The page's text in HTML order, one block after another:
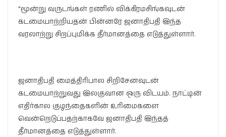
“மூன்று வருடங்கள் ரணில் விக்கிரமசிங்கவுடன்
கடமையாற்றியதன் பின்னரே ஜனாதிபதி இந்த
வரலாற்று சிறப்புமிக்க தீர்மானத்தை எடுத்துள்ளார்.
ஜனாதிபதி மைத்திரிபால சிறிசேனவுடன்
கடமையாற்றுவது இலகுவான ஒரு விடயம். நாட்டின்
எதிர்கால குழந்தைகளின் உரிமைகளை
வென்றெடுப்பதற்காகவே ஜனாதிபதி இந்தத்
தீர்மானத்தை எடுத்துள்ளார்.